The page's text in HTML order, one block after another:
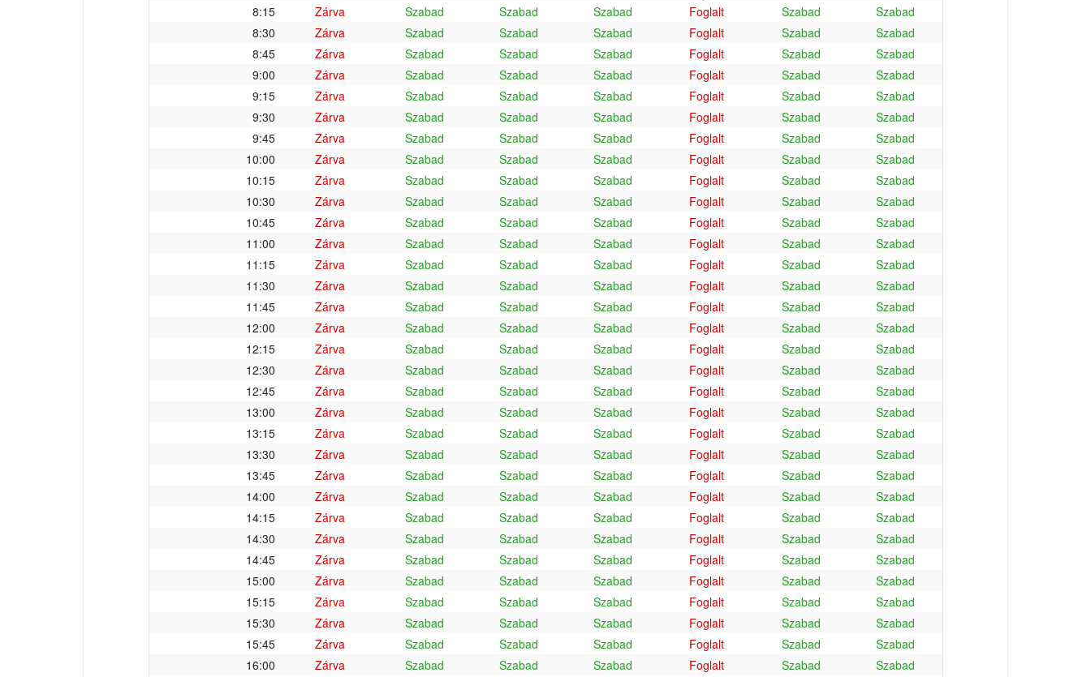
8:15
Zárva Szabad Szabad Szabad Foglalt Szabad
Szabad
8:30
Zárva Szabad Szabad Szabad Foglalt Szabad
Szabad
8:45
Zárva Szabad Szabad Szabad Foglalt Szabad
Szabad
9:00
Zárva Szabad Szabad Szabad Foglalt Szabad
Szabad
9:15
Zárva Szabad Szabad Szabad Foglalt Szabad
Szabad
9:30
Zárva Szabad Szabad Szabad Foglalt Szabad
Szabad
9:45
Zárva Szabad Szabad Szabad Foglalt Szabad
Szabad
10:00
Zárva Szabad Szabad Szabad Foglalt Szabad
Szabad
10:15
Zárva Szabad Szabad Szabad Foglalt Szabad
Szabad
10:30
Zárva Szabad Szabad Szabad Foglalt Szabad
Szabad
10:45
Zárva Szabad Szabad Szabad Foglalt Szabad
Szabad
11:00
Zárva Szabad Szabad Szabad Foglalt Szabad
Szabad
11:15
Zárva Szabad Szabad Szabad Foglalt Szabad
Szabad
11:30
Zárva Szabad Szabad Szabad Foglalt Szabad
Szabad
11:45
Zárva Szabad Szabad Szabad Foglalt Szabad
Szabad
12:00
Zárva Szabad Szabad Szabad Foglalt Szabad
Szabad
12:15
Zárva Szabad Szabad Szabad Foglalt Szabad
Szabad
12:30
Zárva Szabad Szabad Szabad Foglalt Szabad
Szabad
12:45
Zárva Szabad Szabad Szabad Foglalt Szabad
Szabad
13:00
Zárva Szabad Szabad Szabad Foglalt Szabad
Szabad
13:15
Zárva Szabad Szabad Szabad Foglalt Szabad
Szabad
13:30
Zárva Szabad Szabad Szabad Foglalt Szabad
Szabad
13:45
Zárva Szabad Szabad Szabad Foglalt Szabad
Szabad
14:00
Zárva Szabad Szabad Szabad Foglalt Szabad
Szabad
14:15
Zárva Szabad Szabad Szabad Foglalt Szabad
Szabad
14:30
Zárva Szabad Szabad Szabad Foglalt Szabad
Szabad
14:45
Zárva Szabad Szabad Szabad Foglalt Szabad
Szabad
15:00
Zárva Szabad Szabad Szabad Foglalt Szabad
Szabad
15:15
Zárva Szabad Szabad Szabad Foglalt Szabad
Szabad
15:30
Zárva Szabad Szabad Szabad Foglalt Szabad
Szabad
15:45
Zárva Szabad Szabad Szabad Foglalt Szabad
Szabad
16:00
Zárva Szabad Szabad Szabad Foglalt Szabad
Szabad